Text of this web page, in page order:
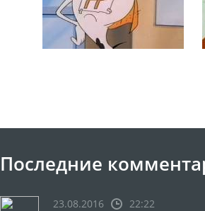
Последние
23.08.2016
22:22